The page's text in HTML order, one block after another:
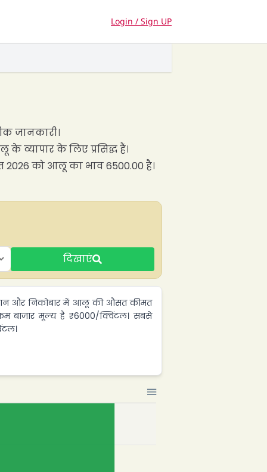
Login / Sign UP
जानकारी।
व्यापार के लिए प्रसिद्ध हैं।
को आलू का भाव 6500.00 है।
दिखाएं
और निकोबार में आलू की औसत कीमत
बाजार मूल्य है ₹6000/क्विंटल। सबसे